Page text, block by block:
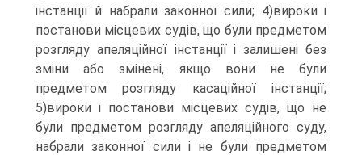
інстанції й набрали законної сили; 4)вироки і
постанови місцевих судів, що були предметом
розгляду апеляційної інстанції і залишені без
зміни або змінені, якщо вони не були
предметом розгляду касаційної інстанції;
5)вироки і постанови місцевих судів, що не
були предметом розгляду апеляційного суду,
набрали законної сили і не були предметом